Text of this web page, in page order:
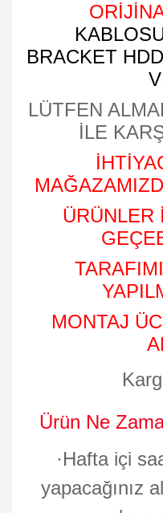
BRACKET
LÜTFEN
İLE
ÜRÜNLER
MONTAJ
Ürün Ne
·Hafta içi
yapacağınız